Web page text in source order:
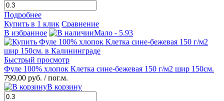
Подробнее
Купить в 1 клик Сравнение
В избранное
Мало - 5.93
Быстрый просмотр
Фуле 100% хлопок Клетка сине-бежевая 150 г/м2 шир 150см.
799,00 руб. / пог.м.
В корзину